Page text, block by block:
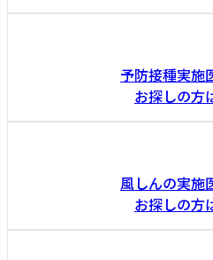
予防接種実施
お探しの方
風しんの実施
お探しの方